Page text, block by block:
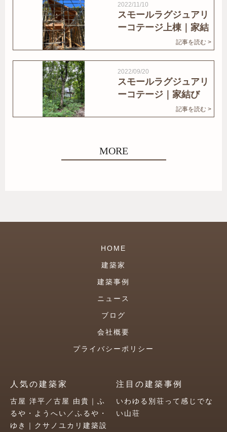
2022/11/10
スモールラグジュアリ
ーコテージ上棟｜家結
記事を読む >
2022/09/20
スモールラグジュアリ
ーコテージ｜家結び
記事を読む >
MORE
HOME
建築家
建築事例
ニュース
ブログ
会社概要
プライバシーポリシー
人気の建築家
古屋 洋平／古屋 由貴｜ふ
るや・ようへい／ふるや・
ゆき｜クサノユカリ建築設
注目の建築事例
いわゆる別荘って感じでな
い山荘